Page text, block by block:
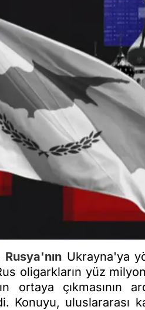
Rusya'nınUkrayna'ya
oligarkların yüz
ortaya çıkmasının
Konuyu, uluslararası